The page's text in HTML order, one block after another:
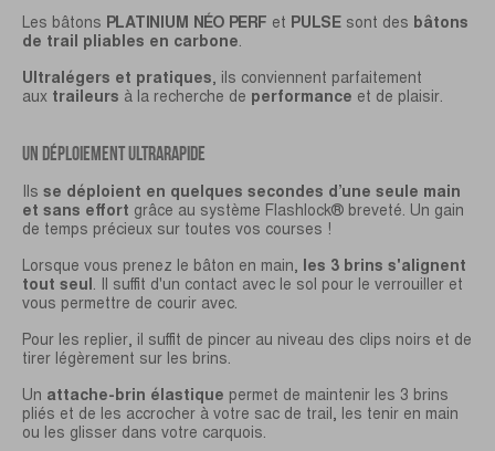
Les bâtons PLATINIUM NÉO PERF et PULSE sont des bâtons
de trail pliables en carbone.
Ultralégers et pratiques, ils conviennent parfaitement
aux traileurs à la recherche de performance et de plaisir.
UN DÉPLOIEMENT ULTRARAPIDE
Ils se déploient en quelques secondes d’une seule main
et sans effort grâce au système Flashlock® breveté. Un gain
de temps précieux sur toutes vos courses !
Lorsque vous prenez le bâton en main, les 3 brins s'alignent
tout seul. Il suffit d'un contact avec le sol pour le verrouiller et
vous permettre de courir avec.
Pour les replier, il suffit de pincer au niveau des clips noirs et de
tirer légèrement sur les brins.
Un attache-brin élastique permet de maintenir les 3 brins
pliés et de les accrocher à votre sac de trail, les tenir en main
ou les glisser dans votre carquois.